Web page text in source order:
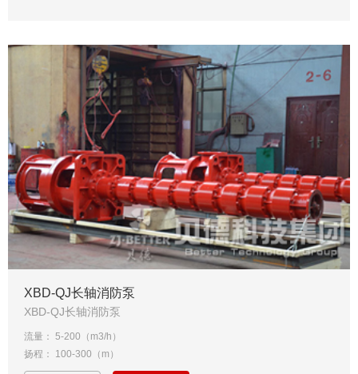
XBD-QJ长轴消防泵
XBD-QJ长轴消防泵
流量： 5-200（m3/h）
扬程： 100-300（m）